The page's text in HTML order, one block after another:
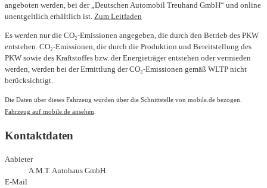
angeboten werden, bei der „Deutschen Automobil Treuhand GmbH“ und online
unentgeltlich erhältlich ist. Zum Leitfaden
Es werden nur die CO₂-Emissionen angegeben, die durch den Betrieb des PKW
entstehen. CO₂-Emissionen, die durch die Produktion und Bereitstellung des
PKW sowie des Kraftstoffes bzw. der Energieträger entstehen oder vermieden
werden, werden bei der Ermittlung der CO₂-Emissionen gemäß WLTP nicht
berücksichtigt.
Die Daten über dieses Fahrzeug wurden über die Schnittstelle von mobile.de bezogen.
Fahrzeug auf mobile.de ansehen
Kontaktdaten
Anbieter
A.M.T. Autohaus GmbH
E-Mail